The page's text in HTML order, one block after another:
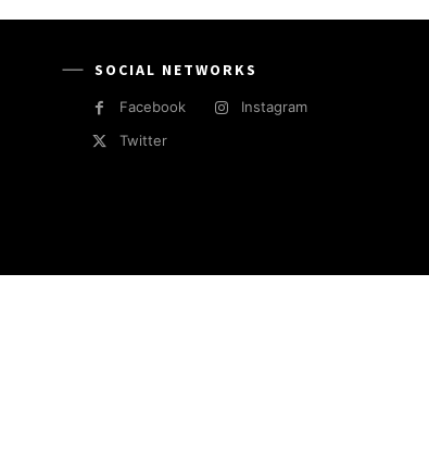
SOCIAL NETWORKS
Facebook
Instagram
Twitter